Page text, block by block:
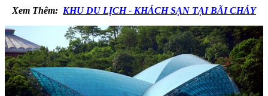
Xem Thêm: KHU DU LỊCH - KHÁCH SẠN TẠI BÃI CHÁY